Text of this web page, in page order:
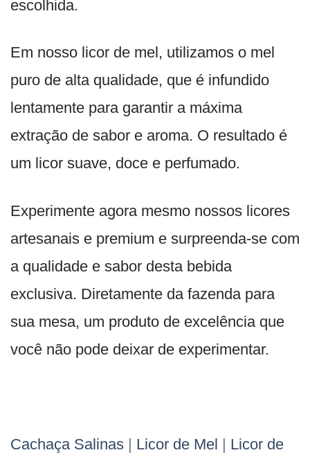
escolhida.
Em nosso licor de mel, utilizamos o mel
puro de alta qualidade, que é infundido
lentamente para garantir a máxima
extração de sabor e aroma. O resultado é
um licor suave, doce e perfumado.
Experimente agora mesmo nossos licores
artesanais e premium e surpreenda-se com
a qualidade e sabor desta bebida
exclusiva. Diretamente da fazenda para
sua mesa, um produto de excelência que
você não pode deixar de experimentar.
Cachaça Salinas | Licor de Mel | Licor de